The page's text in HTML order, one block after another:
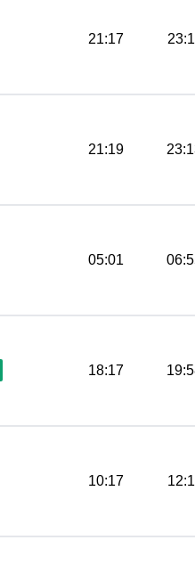
21:17
21:19
05:01
18:17
10:17